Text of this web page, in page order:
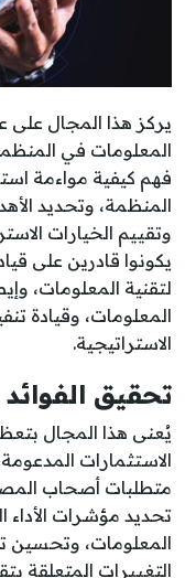
يركز هذا المجال على
فهم كيفية مواءمة
المنظمة، وتحديد
وتقييم الخيارات
يكونوا قادرين على
لتقنية المعلومات،
المعلومات، وقيادة
الاستراتيجية.
تحقيق الفوائد
يُعنى هذا المجال
الاستثمارات
تحديد مؤشرات الأداء
المعلومات، وتحسين
التغييرات المتعلقة